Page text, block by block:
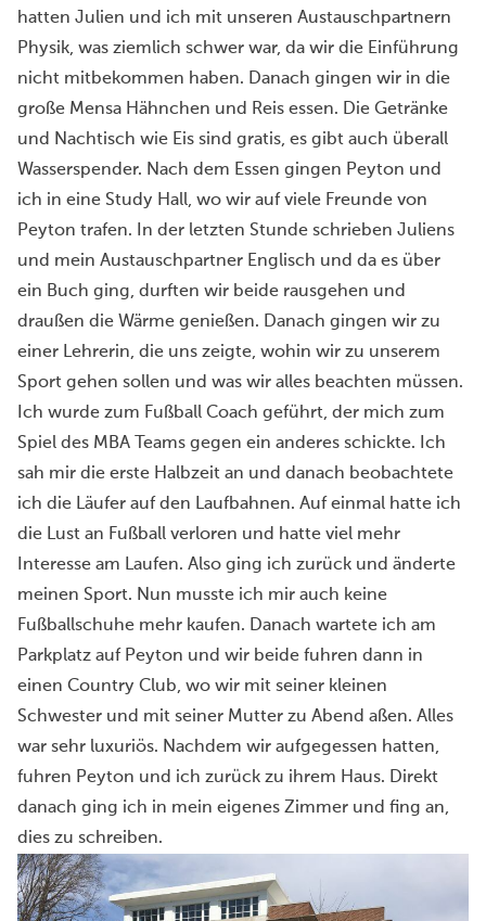
hatten Julien und ich mit unseren Austauschpartnern
Physik, was ziemlich schwer war, da wir die Einführung
nicht mitbekommen haben. Danach gingen wir in die
große Mensa Hähnchen und Reis essen. Die Getränke
und Nachtisch wie Eis sind gratis, es gibt auch überall
Wasserspender. Nach dem Essen gingen Peyton und
ich in eine Study Hall, wo wir auf viele Freunde von
Peyton trafen. In der letzten Stunde schrieben Juliens
und mein Austauschpartner Englisch und da es über
ein Buch ging, durften wir beide rausgehen und
draußen die Wärme genießen. Danach gingen wir zu
einer Lehrerin, die uns zeigte, wohin wir zu unserem
Sport gehen sollen und was wir alles beachten müssen.
Ich wurde zum Fußball Coach geführt, der mich zum
Spiel des MBA Teams gegen ein anderes schickte. Ich
sah mir die erste Halbzeit an und danach beobachtete
ich die Läufer auf den Laufbahnen. Auf einmal hatte ich
die Lust an Fußball verloren und hatte viel mehr
Interesse am Laufen. Also ging ich zurück und änderte
meinen Sport. Nun musste ich mir auch keine
Fußballschuhe mehr kaufen. Danach wartete ich am
Parkplatz auf Peyton und wir beide fuhren dann in
einen Country Club, wo wir mit seiner kleinen
Schwester und mit seiner Mutter zu Abend aßen. Alles
war sehr luxuriös. Nachdem wir aufgegessen hatten,
fuhren Peyton und ich zurück zu ihrem Haus. Direkt
danach ging ich in mein eigenes Zimmer und fing an,
dies zu schreiben.